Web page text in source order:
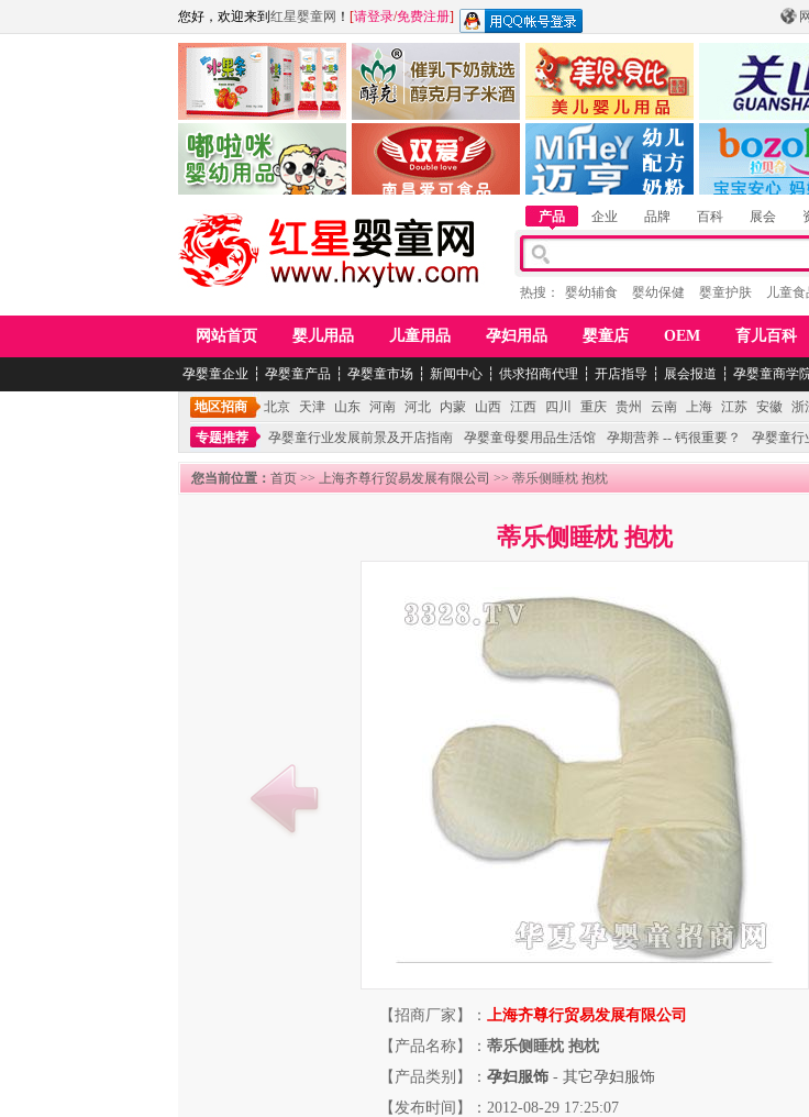
您好，欢迎来到 红星婴童网 ！ [请登录/免费注册]
江西麦嘟嘟食品有限公司
青岛嘟啦咪婴幼儿用品公司
江西醇之客月子米酒 惠州市美儿婴儿用品公司
湖南迈亨母婴用品有限公司
陕西关山乳业
香港欧嘻高婴童
产品 企业 品牌 百科 展会
热搜： 婴幼辅食 婴幼保健 婴童护肤 儿童食
网站首页 婴儿用品 儿童用品 孕妇用品 婴童店 OEM 育儿百科
孕婴童企业 ┆ 孕婴童产品 ┆ 孕婴童市场 ┆ 新闻中心 ┆ 供求招商代理 ┆ 开店指导 ┆ 展会报道 ┆ 孕婴童商学
地区招商 北京 天津 山东 河南 河北 内蒙 山西 江西 四川 重庆 贵州 云南 上海 江苏 安徽 浙
专题推荐
孕婴童行业发展前景及开店指南 孕婴童母婴用品生活馆 孕期营养 -- 钙很重要？ 孕婴童行
您当前位置： 首页 >> 上海齐尊行贸易发展有限公司 >> 蒂乐侧睡枕 抱枕
蒂乐侧睡枕 抱枕
【招商厂家】： 上海齐尊行贸易发展有限公司
【产品名称】： 蒂乐侧睡枕 抱枕
【产品类别】： 孕妇服饰 - 其它孕妇服饰
【发布时间】：2012-08-29 17:25:07